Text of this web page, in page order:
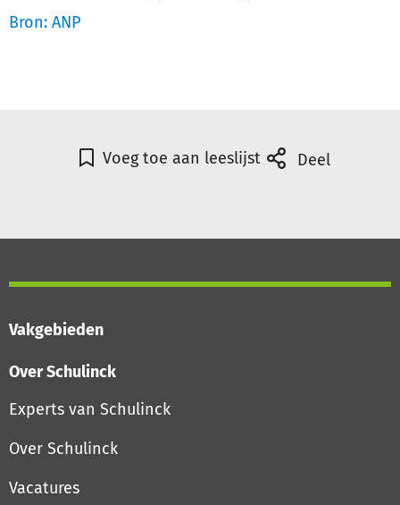
Bron: ANP
Voeg toe aan leeslijst Deel
Vakgebieden
Over Schulinck
Experts van Schulinck
Over Schulinck
Vacatures